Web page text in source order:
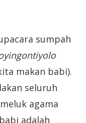
sumpah
makan babi).
seluruh
agama
adalah